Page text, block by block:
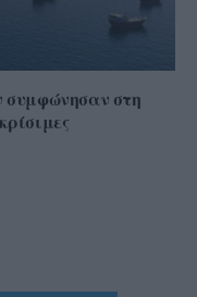
συμφώνησαν στη